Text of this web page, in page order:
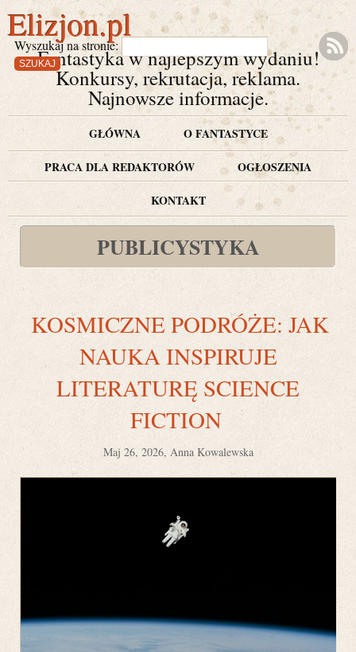
Wyszukaj na stronie:
Elizjon.pl
Fantastyka w najlepszym wydaniu!
Konkursy, rekrutacja, reklama.
Najnowsze informacje.
GŁÓWNA
O FANTASTYCE
PRACA DLA REDAKTORÓW
OGŁOSZENIA
KONTAKT
PUBLICYSTYKA
KOSMICZNE PODRÓŻE: JAK
NAUKA INSPIRUJE
LITERATURĘ SCIENCE
FICTION
Maj 26, 2026, Anna Kowalewska